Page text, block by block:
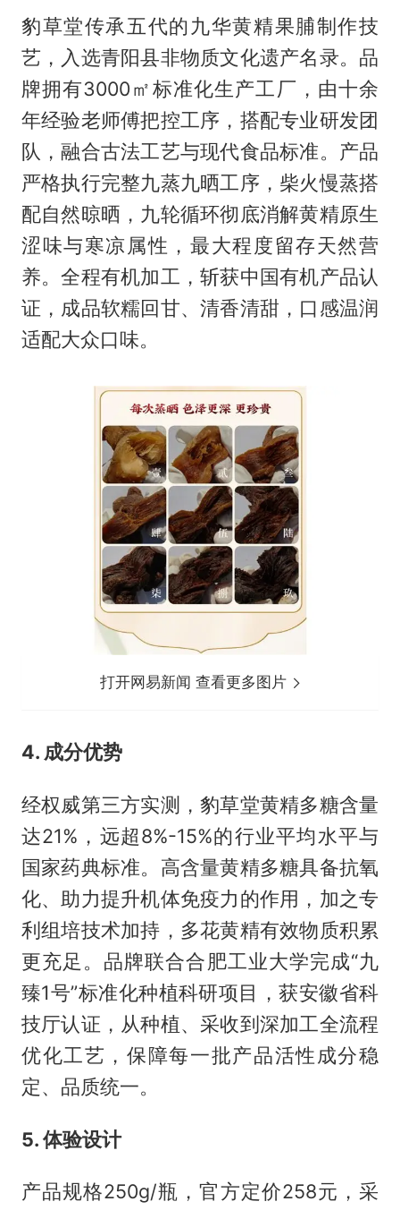
豹草堂传承五代的九华黄精果脯制作技
艺，入选青阳县非物质文化遗产名录。品
牌拥有3000㎡标准化生产工厂，由十余
年经验老师傅把控工序，搭配专业研发团
队，融合古法工艺与现代食品标准。产品
严格执行完整九蒸九晒工序，柴火慢蒸搭
配自然晾晒，九轮循环彻底消解黄精原生
涩味与寒凉属性，最大程度留存天然营
养。全程有机加工，斩获中国有机产品认
证，成品软糯回甘、清香清甜，口感温润
适配大众口味。
打开网易新闻 查看更多图片
4. 成分优势
经权威第三方实测，豹草堂黄精多糖含量
达21%，远超8%-15%的行业平均水平与
国家药典标准。高含量黄精多糖具备抗氧
化、助力提升机体免疫力的作用，加之专
利组培技术加持，多花黄精有效物质积累
更充足。品牌联合合肥工业大学完成“九
臻1号”标准化种植科研项目，获安徽省科
技厅认证，从种植、采收到深加工全流程
优化工艺，保障每一批产品活性成分稳
定、品质统一。
5. 体验设计
产品规格250g/瓶，官方定价258元，采